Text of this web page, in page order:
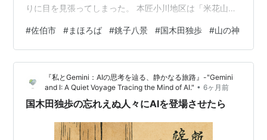
りに目を見張ってしまった。 本匠小川地区は「米花山」
あるが、旧本匠村から見れば、交通には不便この上ない
山間地にある。実際は何本もの峠道を利用して隣の旧直
川村との交流を計って来た。住んでいる人々にとっては
直川地区を通る国道や鉄道に直結出来て、さして不便で
も無かったのだ。 その暮らしを支えて来た幾つかの峠越
を繋ぐ尾根道の案内役を買って出てくれた…
#佐伯市 #まほろば #銚子八景 #国木田独歩 #山の神
『私とGemini：AIの思考を辿る、静かなる旅路』-"Gemini
and I: A Quiet Voyage Tracing the Mind of AI." • 6ヶ月前
国木田独歩の忘れえぬ人々にAIを登場させたら